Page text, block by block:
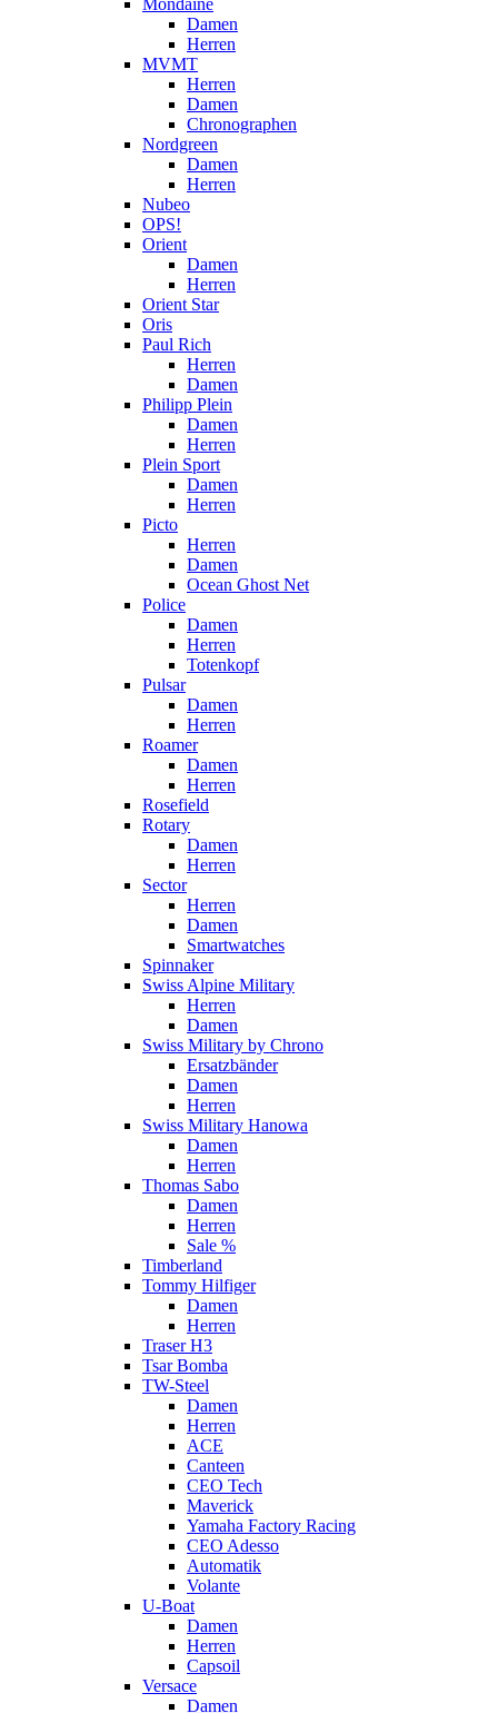
Mondaine
Damen
Herren
MVMT
Herren
Damen
Chronographen
Nordgreen
Damen
Herren
Nubeo
OPS!
Orient
Damen
Herren
Orient Star
Oris
Paul Rich
Herren
Damen
Philipp Plein
Damen
Herren
Plein Sport
Damen
Herren
Picto
Herren
Damen
Ocean Ghost Net
Police
Damen
Herren
Totenkopf
Pulsar
Damen
Herren
Roamer
Damen
Herren
Rosefield
Rotary
Damen
Herren
Sector
Herren
Damen
Smartwatches
Spinnaker
Swiss Alpine Military
Herren
Damen
Swiss Military by Chrono
Ersatzbänder
Damen
Herren
Swiss Military Hanowa
Damen
Herren
Thomas Sabo
Damen
Herren
Sale %
Timberland
Tommy Hilfiger
Damen
Herren
Traser H3
Tsar Bomba
TW-Steel
Damen
Herren
ACE
Canteen
CEO Tech
Maverick
Yamaha Factory Racing
CEO Adesso
Automatik
Volante
U-Boat
Damen
Herren
Capsoil
Versace
Damen